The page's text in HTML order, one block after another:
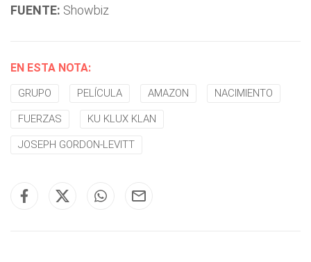
FUENTE: Showbiz
EN ESTA NOTA:
GRUPO PELÍCULA AMAZON NACIMIENTO
FUERZAS KU KLUX KLAN
JOSEPH GORDON-LEVITT